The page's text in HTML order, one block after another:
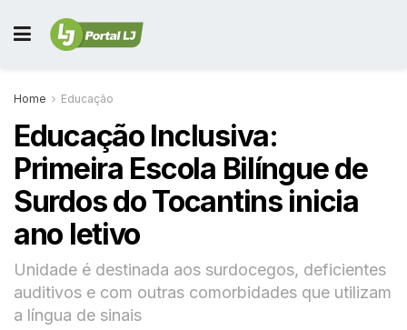
Home Educação
Educação Inclusiva:
Primeira Escola Bilíngue de
Surdos do Tocantins inicia
ano letivo
Unidade é destinada aos surdocegos, deficientes
auditivos e com outras comorbidades que utilizam
a língua de sinais